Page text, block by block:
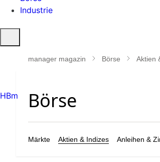
Industrie
öffnen
manager magazin Börse Aktien
Märkte Aktien & Indizes Anleihen &
HBm